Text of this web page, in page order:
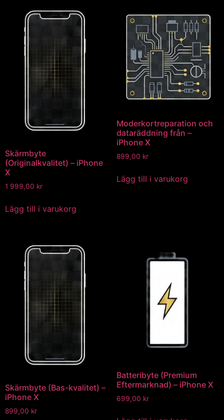
Skärmbyte
(Originalkvalitet) – iPhone
X
1 999,00 kr
Lägg till i varukorg
Moderkortreparation och
dataräddning från –
iPhone X
899,00 kr
Lägg till i varukorg
Skärmbyte (Bas-kvalitet) –
iPhone X
899,00 kr
Batteribyte (Premium
Eftermarknad) – iPhone X
699,00 kr